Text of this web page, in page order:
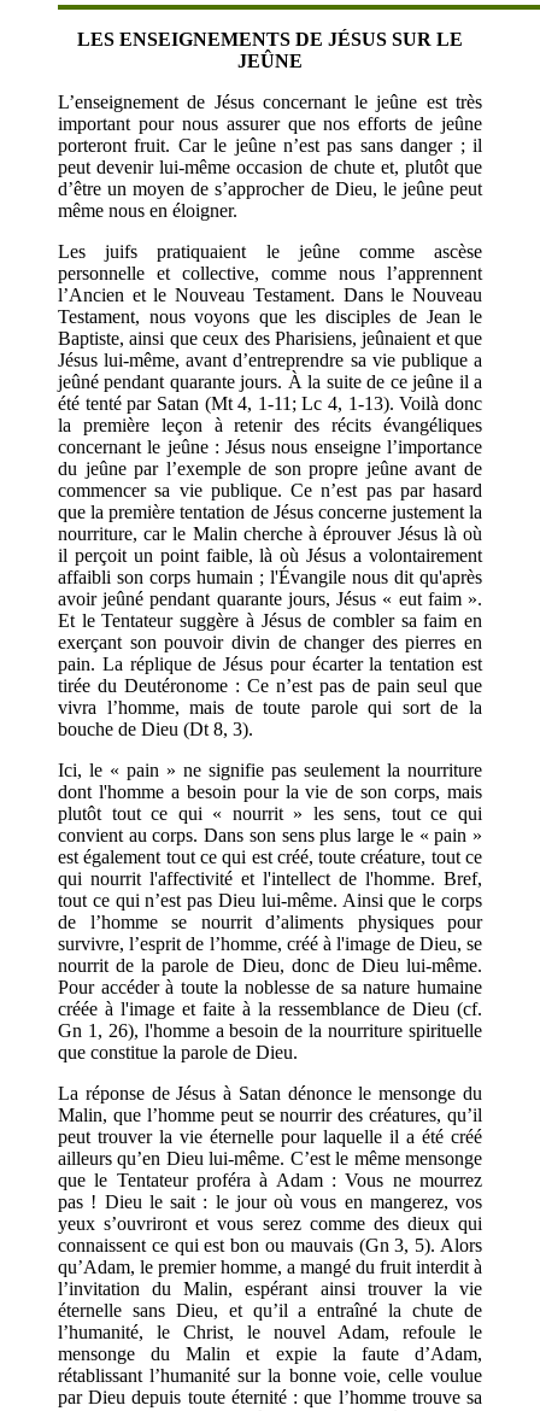
LES ENSEIGNEMENTS DE JÉSUS SUR LE
JEÛNE
L’enseignement de Jésus concernant le jeûne est très
important pour nous assurer que nos efforts de jeûne
porteront fruit. Car le jeûne n’est pas sans danger ; il
peut devenir lui-même occasion de chute et, plutôt que
d’être un moyen de s’approcher de Dieu, le jeûne peut
même nous en éloigner.
Les juifs pratiquaient le jeûne comme ascèse
personnelle et collective, comme nous l’apprennent
l’Ancien et le Nouveau Testament. Dans le Nouveau
Testament, nous voyons que les disciples de Jean le
Baptiste, ainsi que ceux des Pharisiens, jeûnaient et que
Jésus lui-même, avant d’entreprendre sa vie publique a
jeûné pendant quarante jours. À la suite de ce jeûne il a
été tenté par Satan (Mt 4, 1-11; Lc 4, 1-13). Voilà donc
la première leçon à retenir des récits évangéliques
concernant le jeûne : Jésus nous enseigne l’importance
du jeûne par l’exemple de son propre jeûne avant de
commencer sa vie publique. Ce n’est pas par hasard
que la première tentation de Jésus concerne justement la
nourriture, car le Malin cherche à éprouver Jésus là où
il perçoit un point faible, là où Jésus a volontairement
affaibli son corps humain ; l'Évangile nous dit qu'après
avoir jeûné pendant quarante jours, Jésus « eut faim ».
Et le Tentateur suggère à Jésus de combler sa faim en
exerçant son pouvoir divin de changer des pierres en
pain. La réplique de Jésus pour écarter la tentation est
tirée du Deutéronome : Ce n’est pas de pain seul que
vivra l’homme, mais de toute parole qui sort de la
bouche de Dieu (Dt 8, 3).
Ici, le « pain » ne signifie pas seulement la nourriture
dont l'homme a besoin pour la vie de son corps, mais
plutôt tout ce qui « nourrit » les sens, tout ce qui
convient au corps. Dans son sens plus large le « pain »
est également tout ce qui est créé, toute créature, tout ce
qui nourrit l'affectivité et l'intellect de l'homme. Bref,
tout ce qui n’est pas Dieu lui-même. Ainsi que le corps
de l’homme se nourrit d’aliments physiques pour
survivre, l’esprit de l’homme, créé à l'image de Dieu, se
nourrit de la parole de Dieu, donc de Dieu lui-même.
Pour accéder à toute la noblesse de sa nature humaine
créée à l'image et faite à la ressemblance de Dieu (cf.
Gn 1, 26), l'homme a besoin de la nourriture spirituelle
que constitue la parole de Dieu.
La réponse de Jésus à Satan dénonce le mensonge du
Malin, que l’homme peut se nourrir des créatures, qu’il
peut trouver la vie éternelle pour laquelle il a été créé
ailleurs qu’en Dieu lui-même. C’est le même mensonge
que le Tentateur proféra à Adam : Vous ne mourrez
pas ! Dieu le sait : le jour où vous en mangerez, vos
yeux s’ouvriront et vous serez comme des dieux qui
connaissent ce qui est bon ou mauvais (Gn 3, 5). Alors
qu’Adam, le premier homme, a mangé du fruit interdit à
l’invitation du Malin, espérant ainsi trouver la vie
éternelle sans Dieu, et qu’il a entraîné la chute de
l’humanité, le Christ, le nouvel Adam, refoule le
mensonge du Malin et expie la faute d’Adam,
rétablissant l’humanité sur la bonne voie, celle voulue
par Dieu depuis toute éternité : que l’homme trouve sa